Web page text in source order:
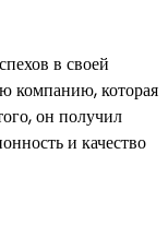
в своей
компанию, которая
он получил
и качество